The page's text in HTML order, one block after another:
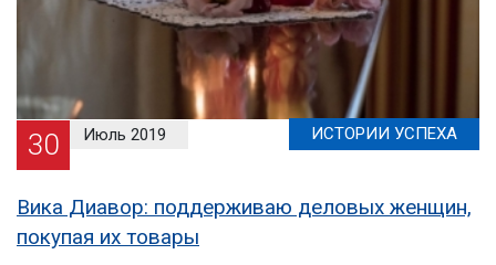
30 Июль 2019 ИСТОРИИ УСПЕХА
Вика Диавор: поддерживаю деловых женщин,
покупая их товары